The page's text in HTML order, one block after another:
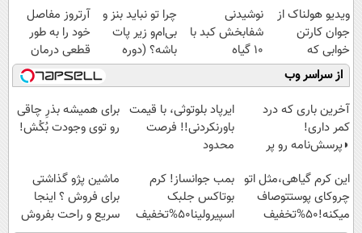
ویدیو هولناک از
جوان کارتن
خوابی که
میلیاردر شد.
آموزش رایگان
نوشیدنی
شفابخش کبد با
10 گیاه
موثر(تخفیف تا
امشب)
چرا تو نباید بنز و
بی‌ام‌و زیر پات
باشه؟ (دوره
رایگان درآمد
میلیاردی)
آرتروز مفاصل
خود را به طور
قطعی درمان
کنید!
◗پرسش‌نامه◖
از سراسر وب
آخرین باری که درد
کمر داری!
◗پرسش‌نامه رو پر
ایرپاد بلوتوثی، با قیمت
باورنکردنی!! فرصت
محدود
برای همیشه بذرِ چاقی
رو توی وجودت بُکُش!
این کرم گیاهی،مثل اتو
چروکای پوستتوصاف
میکنه!50%تخفیف
بمب جوانساز! کرم
بوتاکس جلبک
اسپیرولینا50%تخفیف
ماشین پژو گذاشتی
برای فروش ؟ اینجا
سریع و راحت بفروش